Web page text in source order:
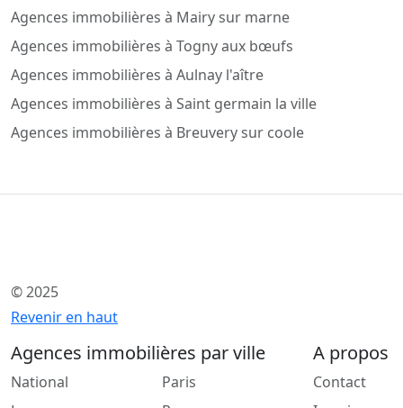
Agences immobilières à Mairy sur marne
Agences immobilières à Togny aux bœufs
Agences immobilières à Aulnay l'aître
Agences immobilières à Saint germain la ville
Agences immobilières à Breuvery sur coole
© 2025
Revenir en haut
Agences immobilières par ville
National
Paris
A propos
Contact